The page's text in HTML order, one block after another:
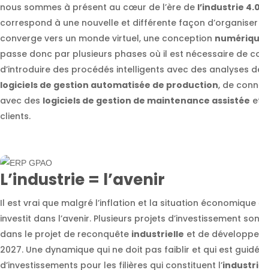
nous sommes à présent au cœur de l’ère de l’industrie
correspond à une nouvelle et différente façon
converge vers un monde virtuel, une conception
passe donc par plusieurs phases où il est nécessaire de
d’introduire des procédés intelligents avec des analyses
logiciels de gestion automatisée de production, de
avec des logiciels de gestion de maintenance assistée
clients.
L’industrie = l’avenir
Il est vrai que malgré l’inflation et la situation économique
investit dans l’avenir. Plusieurs projets d’investissement
dans le projet de reconquête industrielle et de
2027. Une dynamique qui ne doit pas faiblir et qui est
d’investissements pour les filières qui constituent l’